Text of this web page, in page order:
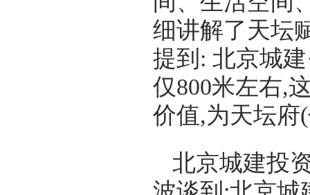
细讲解了天坛
提到: 北京城
仅800米左右,
价值,为天坛府
北京城建投